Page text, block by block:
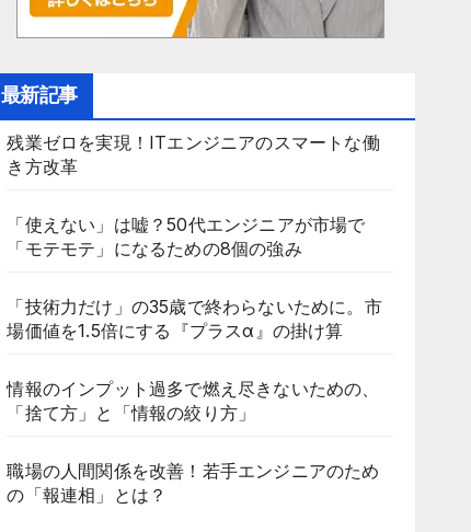
最新記事
残業ゼロを実現！ITエンジニアのスマートな働
き方改革
「使えない」は嘘？50代エンジニアが市場で
「モテモテ」になるための8個の強み
「技術力だけ」の35歳で終わらないために。市
場価値を1.5倍にする『プラスα』の掛け算
情報のインプット過多で燃え尽きないための、
「捨て方」と「情報の絞り方」
職場の人間関係を改善！若手エンジニアのため
の「報連相」とは？